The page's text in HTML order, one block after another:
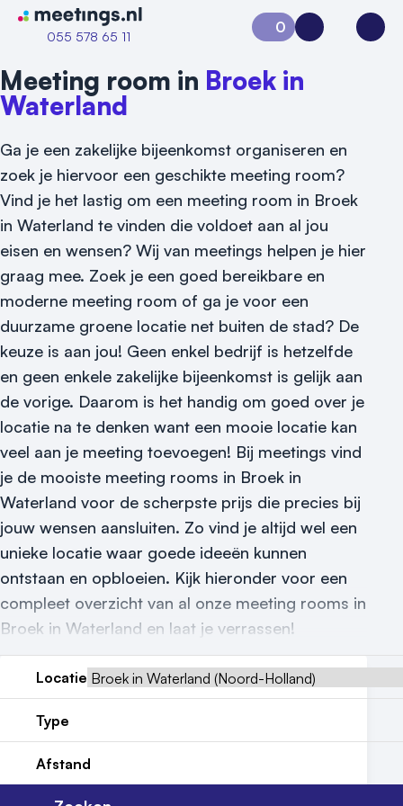
Naar home van Meetings
055 578 65 11
Vraag locatie aan
Locatiegids
Meld locatie aan
Nieuws
Reviews (5⭐️)
Contact
0
Aanvraag 0Inloggen
Meeting room in Broek in
Waterland
Ga je een zakelijke bijeenkomst organiseren en
zoek je hiervoor een geschikte meeting room?
Vind je het lastig om een meeting room in Broek
in Waterland te vinden die voldoet aan al jou
eisen en wensen? Wij van meetings helpen je hier
graag mee. Zoek je een goed bereikbare en
moderne meeting room of ga je voor een
duurzame groene locatie net buiten de stad? De
keuze is aan jou! Geen enkel bedrijf is hetzelfde
en geen enkele zakelijke bijeenkomst is gelijk aan
de vorige. Daarom is het handig om goed over je
locatie na te denken want een mooie locatie kan
veel aan je meeting toevoegen! Bij meetings vind
je de mooiste meeting rooms in Broek in
Waterland voor de scherpste prijs die precies bij
jouw wensen aansluiten. Zo vind je altijd wel een
unieke locatie waar goede ideeën kunnen
ontstaan en opbloeien. Kijk hieronder voor een
compleet overzicht van al onze meeting rooms in
Broek in Waterland en laat je verrassen!
Locatie
Type
Afstand